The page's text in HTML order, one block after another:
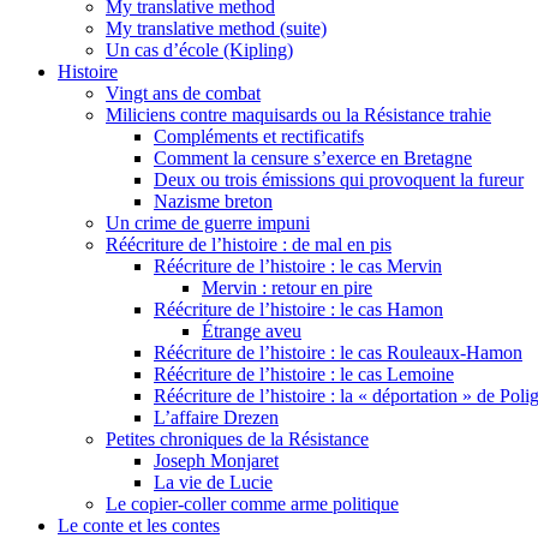
My translative method
My translative method (suite)
Un cas d’école (Kipling)
Histoire
Vingt ans de combat
Miliciens contre maquisards ou la Résistance trahie
Compléments et rectificatifs
Comment la censure s’exerce en Bretagne
Deux ou trois émissions qui provoquent la fureur
Nazisme breton
Un crime de guerre impuni
Réécriture de l’histoire : de mal en pis
Réécriture de l’histoire : le cas Mervin
Mervin : retour en pire
Réécriture de l’histoire : le cas Hamon
Étrange aveu
Réécriture de l’histoire : le cas Rouleaux-Hamon
Réécriture de l’histoire : le cas Lemoine
Réécriture de l’histoire : la « déportation » de
L’affaire Drezen
Petites chroniques de la Résistance
Joseph Monjaret
La vie de Lucie
Le copier-coller comme arme politique
Le conte et les contes